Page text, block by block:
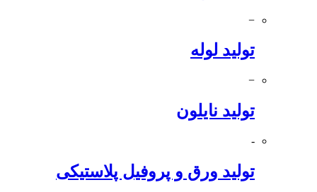
−
تولید لوله
−
تولید نایلون
-
تولید ورق و پروفیل پلاستیکی